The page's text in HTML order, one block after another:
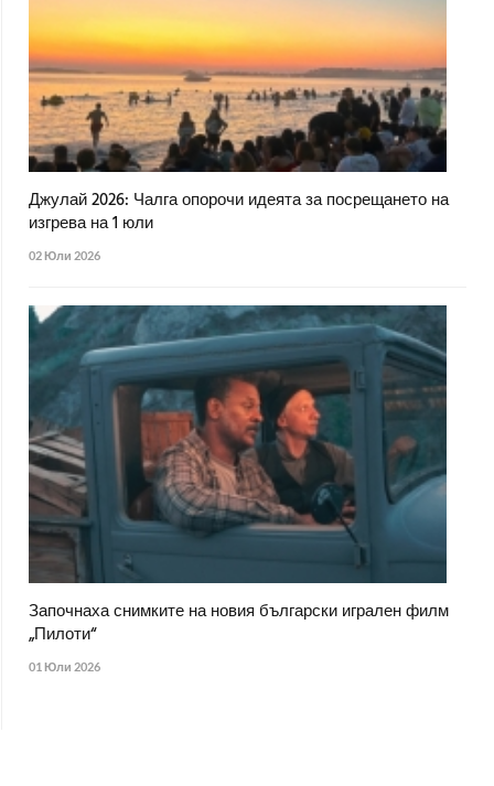
Джулай 2026: Чалга опорочи идеята за посрещането на
изгрева на 1 юли
02 Юли 2026
Започнаха снимките на новия български игрален филм
„Пилоти“
01 Юли 2026